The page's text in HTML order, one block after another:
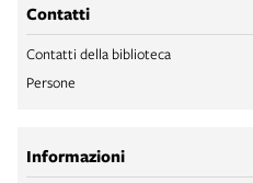
Contatti
Contatti della biblioteca
Persone
Informazioni